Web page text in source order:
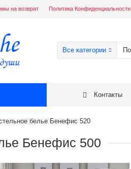
на возврат Политика Конфиденциальности
Все категории
Контакты
белье Бенефис 520
Бенефис 500